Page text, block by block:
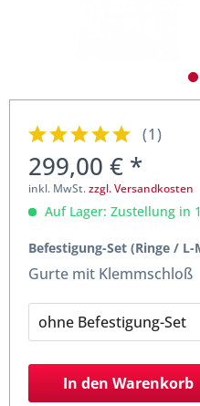
(1)
299,00 € *
inkl. MwSt.zzgl. Versandkosten
Auf Lager: Zustellung in
Befestigung-Set (Ringe / L-
Gurte mit Klemmschloß
In den Warenkorb